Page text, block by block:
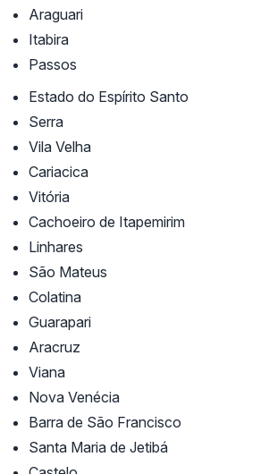
Araguari
Itabira
Passos
Estado do Espírito Santo
Serra
Vila Velha
Cariacica
Vitória
Cachoeiro de Itapemirim
Linhares
São Mateus
Colatina
Guarapari
Aracruz
Viana
Nova Venécia
Barra de São Francisco
Santa Maria de Jetibá